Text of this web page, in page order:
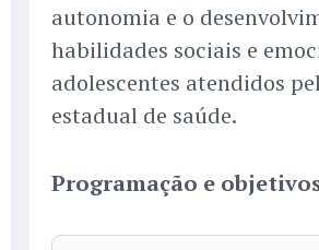
autonomia e o
habilidades sociais e
adolescentes atendidos
estadual de saúde.
Programação e